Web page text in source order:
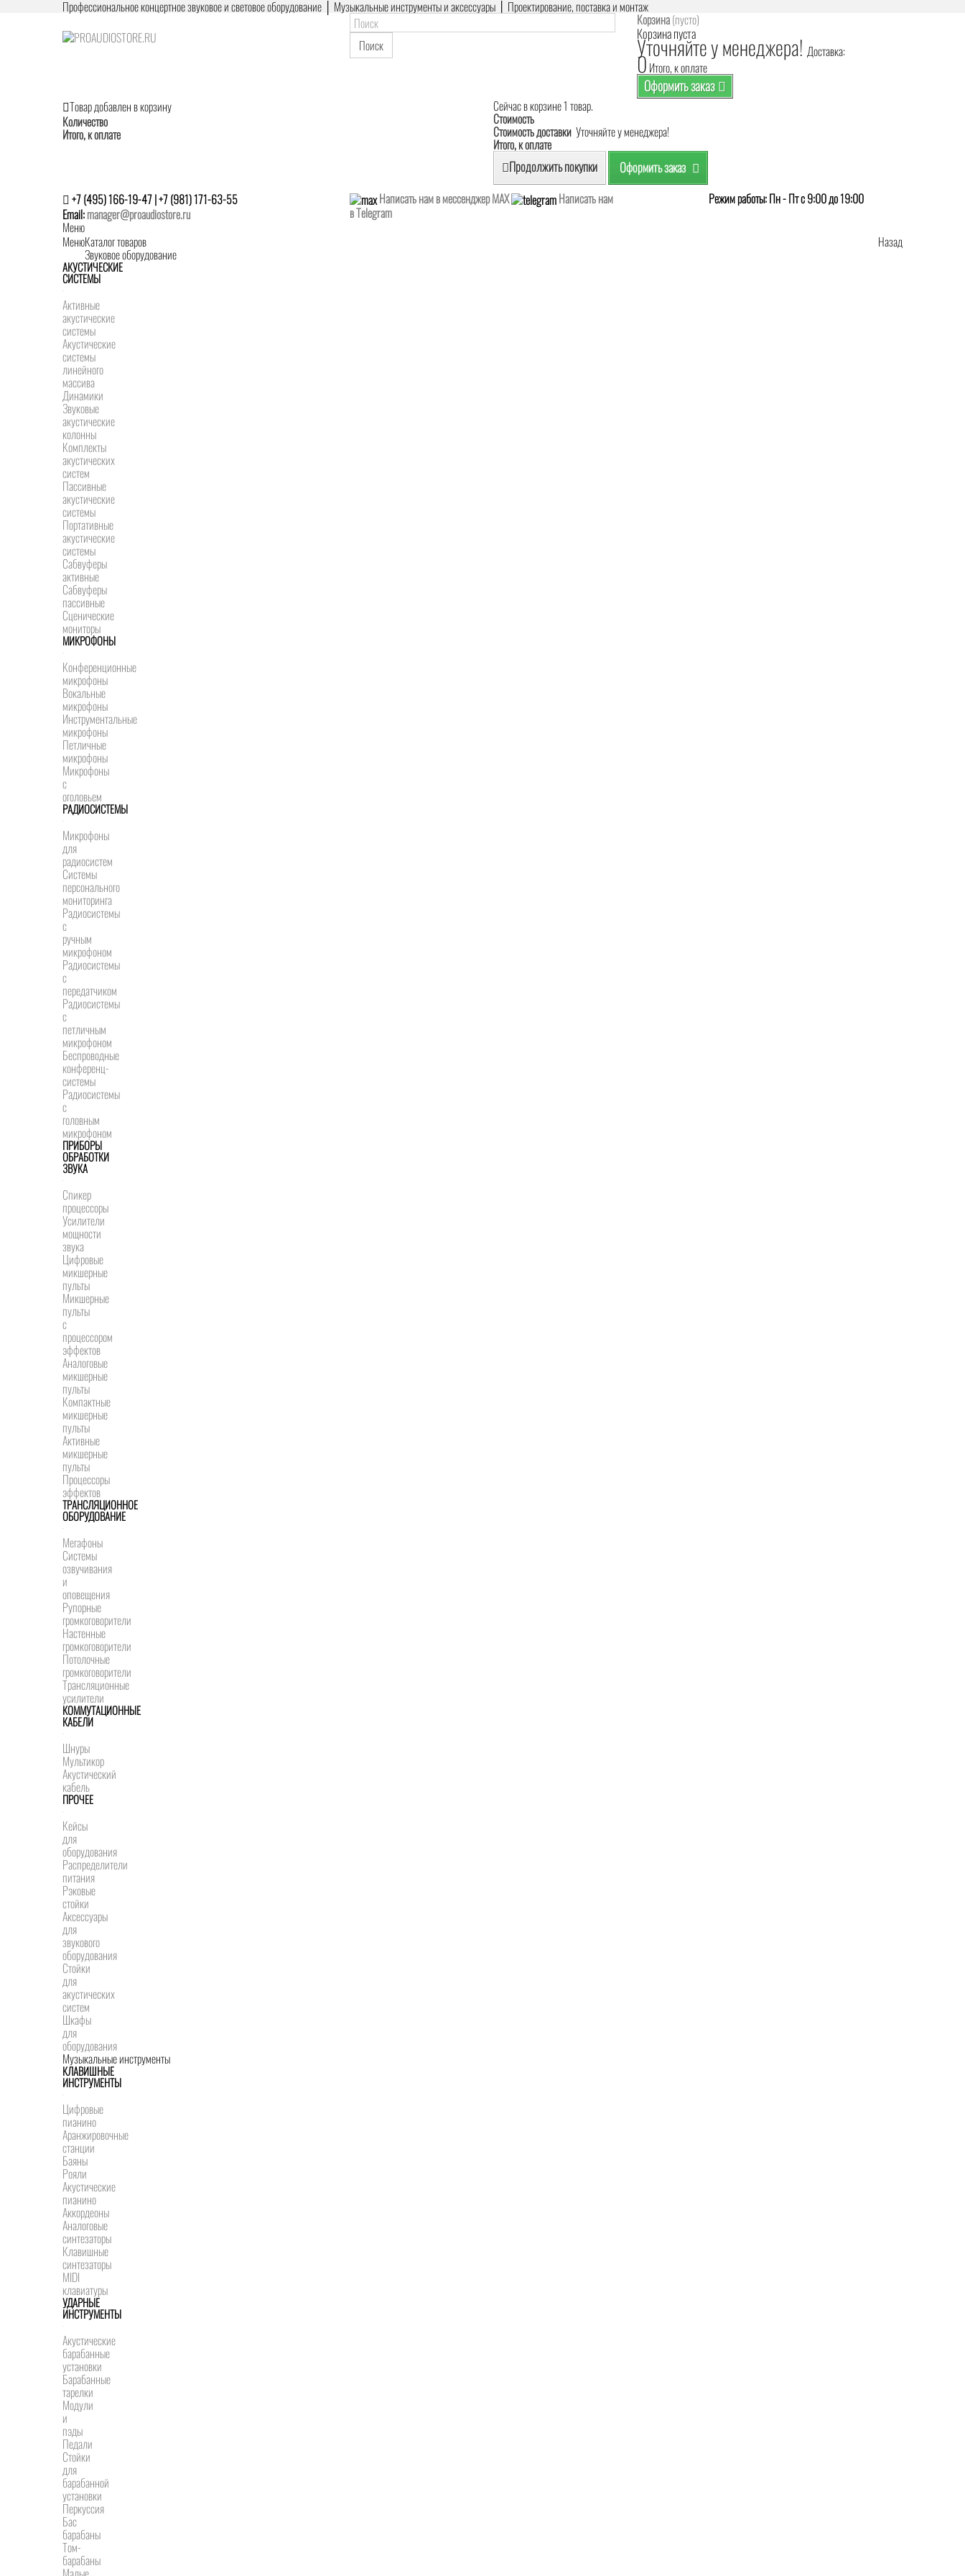
Профессиональное концертное звуковое и световое оборудование │ Музыкальные инструменты и аксессуары │ Проектирование, поставка и монтаж
Поиск
Корзина(пусто)
Корзина пуста
Уточняйте у менеджера! Доставка:
0 Итого, к оплате
Оформить заказ
Товар добавлен в корзину
Количество
Итого, к оплате
Сейчас в корзине 1 товар.
Стоимость
Стоимость доставки Уточняйте у менеджера!
Итого, к оплате
Продолжить покупки Оформить заказ
+7 (495) 166-19-47 | +7 (981) 171-63-55
Email:manager@proaudiostore.ru
Написать нам в мессенджер MAX
Написать нам
в Telegram
Режим работы: Пн - Пт с 9:00 до 19:00
Меню
Меню
Назад
Каталог товаров
Звуковое оборудование
АКУСТИЧЕСКИЕ
СИСТЕМЫ
Активные
акустические
системы
Акустические
системы
линейного
массива
Динамики
Звуковые
акустические
колонны
Комплекты
акустических
систем
Пассивные
акустические
системы
Портативные
акустические
системы
Сабвуферы
активные
Сабвуферы
пассивные
Сценические
мониторы
МИКРОФОНЫ
Конференционные
микрофоны
Вокальные
микрофоны
Инструментальные
микрофоны
Петличные
микрофоны
Микрофоны
с
оголовьем
РАДИОСИСТЕМЫ
Микрофоны
для
радиосистем
Системы
персонального
мониторинга
Радиосистемы
c
ручным
микрофоном
Радиосистемы
с
передатчиком
Радиосистемы
с
петличным
микрофоном
Беспроводные
конференц-
системы
Радиосистемы
с
головным
микрофоном
ПРИБОРЫ
ОБРАБОТКИ
ЗВУКА
Спикер
процессоры
Усилители
мощности
звука
Цифровые
микшерные
пульты
Микшерные
пульты
с
процессором
эффектов
Аналоговые
микшерные
пульты
Компактные
микшерные
пульты
Активные
микшерные
пульты
Процессоры
эффектов
ТРАНСЛЯЦИОННОЕ
ОБОРУДОВАНИЕ
Мегафоны
Системы
озвучивания
и
оповещения
Рупорные
громкоговорители
Настенные
громкоговорители
Потолочные
громкоговорители
Трансляционные
усилители
КОММУТАЦИОННЫЕ
КАБЕЛИ
Шнуры
Мультикор
Акустический
кабель
ПРОЧЕЕ
Кейсы
для
оборудования
Распределители
питания
Рэковые
стойки
Аксессуары
для
звукового
оборудования
Стойки
для
акустических
систем
Шкафы
для
оборудования
Музыкальные инструменты
КЛАВИШНЫЕ
ИНСТРУМЕНТЫ
Цифровые
пианино
Аранжировочные
станции
Баяны
Рояли
Акустические
пианино
Аккордеоны
Аналоговые
синтезаторы
Клавишные
синтезаторы
MIDI
клавиатуры
УДАРНЫЕ
ИНСТРУМЕНТЫ
Акустические
барабанные
установки
Барабанные
тарелки
Модули
и
пэды
Педали
Стойки
для
барабанной
установки
Перкуссия
Бас
барабаны
Том-
барабаны